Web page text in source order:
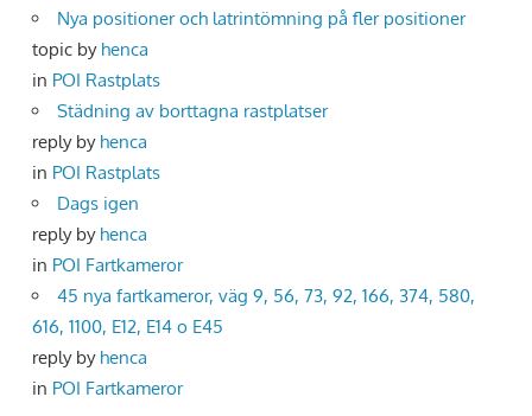
Nya positioner och latrintömning på fler positioner
topic by henca
in POI Rastplats
Städning av borttagna rastplatser
reply by henca
in POI Rastplats
Dags igen
reply by henca
in POI Fartkameror
45 nya fartkameror, väg 9, 56, 73, 92, 166, 374, 580,
616, 1100, E12, E14 o E45
reply by henca
in POI Fartkameror